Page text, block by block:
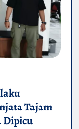
Tajam
Dipicu